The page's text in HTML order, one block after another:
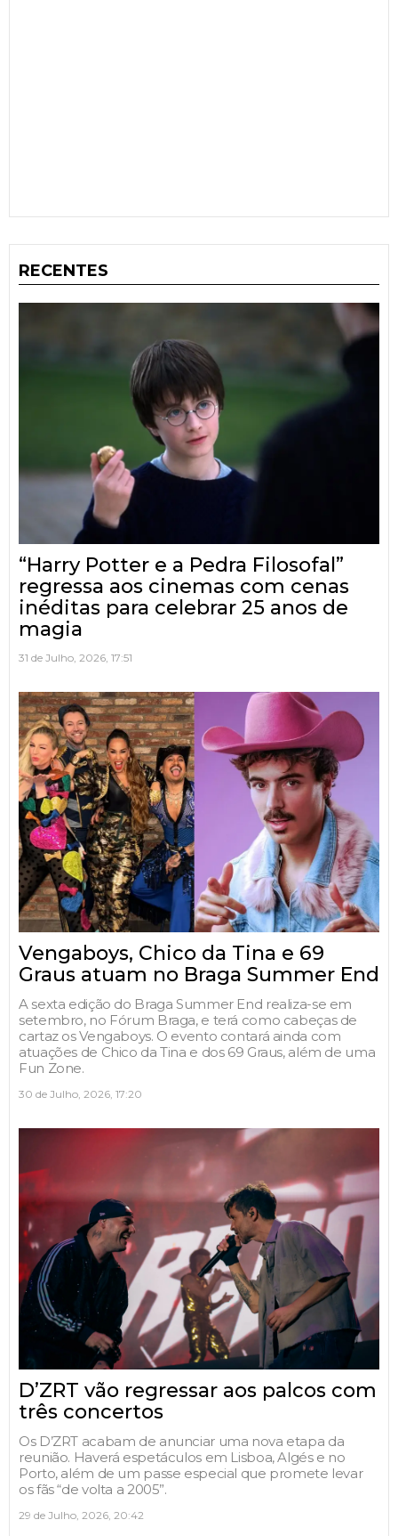
RECENTES
“Harry Potter e a Pedra Filosofal”
regressa aos cinemas com cenas
inéditas para celebrar 25 anos de
magia
31 de Julho, 2026, 17:51
Vengaboys, Chico da Tina e 69
Graus atuam no Braga Summer End
A sexta edição do Braga Summer End realiza-se em
setembro, no Fórum Braga, e terá como cabeças de
cartaz os Vengaboys. O evento contará ainda com
atuações de Chico da Tina e dos 69 Graus, além de uma
Fun Zone.
30 de Julho, 2026, 17:20
D’ZRT vão regressar aos palcos com
três concertos
Os D’ZRT acabam de anunciar uma nova etapa da
reunião. Haverá espetáculos em Lisboa, Algés e no
Porto, além de um passe especial que promete levar
os fãs “de volta a 2005”.
29 de Julho, 2026, 20:42